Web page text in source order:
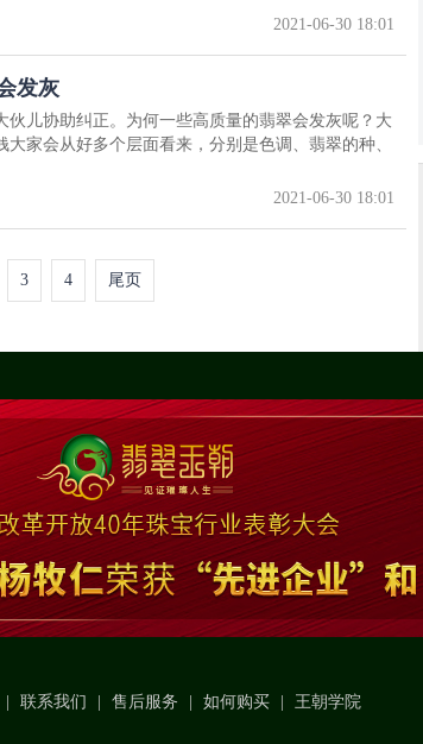
2021-06-30 18:01
发灰
儿协助纠正。为何一些高质量的翡翠会发灰呢？大
家会从好多个层面看来，分别是色调、翡翠的种、
2021-06-30 18:01
3 4 尾页
联系我们 售后服务 如何购买 王朝学院